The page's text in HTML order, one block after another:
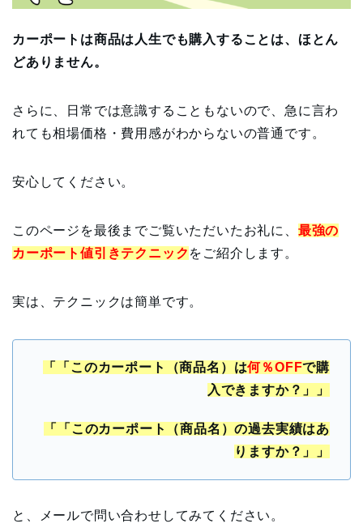
カーポートは商品は人生でも購入することは、ほとん
どありません。
さらに、日常では意識することもないので、急に言わ
れても相場価格・費用感がわからないの普通です。
安心してください。
このページを最後までご覧いただいたお礼に、 最強の
カーポート値引きテクニック をご紹介します。
実は、テクニックは簡単です。
「「このカーポート（商品名）は何％OFFで購
入できますか？」」
「「このカーポート（商品名）の過去実績はあ
りますか？」」
と、メールで問い合わせしてみてください。